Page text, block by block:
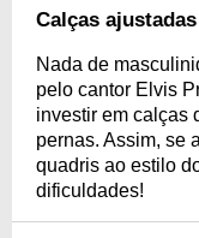
Calças ajustadas
Nada de
pelo cantor Elvis
investir em calças
pernas. Assim, se
quadris ao estilo
dificuldades!